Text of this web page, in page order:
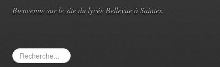
Bienvenue sur le site du lycée Bellevue à Saintes.
Rechercher